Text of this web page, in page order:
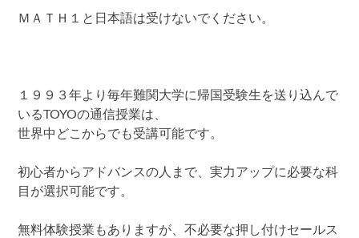
ＭＡＴＨ１と日本語は受けないでください。
１９９３年より毎年難関大学に帰国受験生を送り込んで
いるTOYOの通信授業は、
世界中どこからでも受講可能です。
初心者からアドバンスの人まで、実力アップに必要な科
目が選択可能です。
無料体験授業もありますが、不必要な押し付けセールス